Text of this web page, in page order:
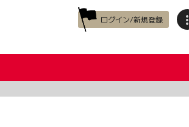
ログイン/新規登録